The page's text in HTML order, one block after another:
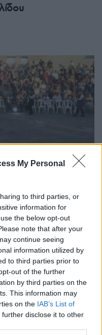
My Personal
to third parties, or
information for
the below opt-out
note that after your
continue seeing
information utilized by
to third parties prior to
out of the further
by third parties on the
This information may
on the IAB’s List of
further disclose it to other
στον Πολιτιστικό